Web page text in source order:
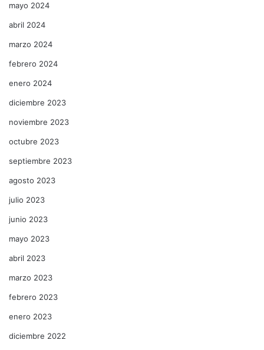
mayo 2024
abril 2024
marzo 2024
febrero 2024
enero 2024
diciembre 2023
noviembre 2023
octubre 2023
septiembre 2023
agosto 2023
julio 2023
junio 2023
mayo 2023
abril 2023
marzo 2023
febrero 2023
enero 2023
diciembre 2022